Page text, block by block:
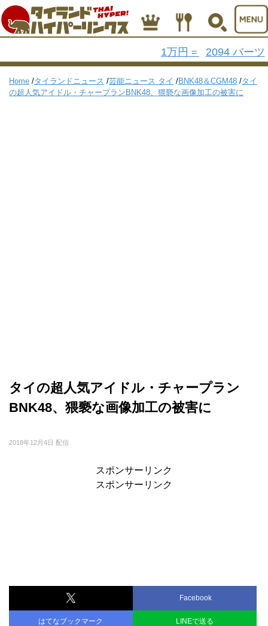
1万円 = 2094 バーツ
Home /タイランドニュース /芸能ニュース タイ /BNK48＆CGM48 /タイ
の超人気アイドル・チャープランBNK48、猥褻な画像加工の被害に
タイの超人気アイドル・チャープラン
BNK48、猥褻な画像加工の被害に
2018年12月4日 配信
スポンサーリンク
スポンサーリンク
Facebook
はてなブックマーク LINEで送る